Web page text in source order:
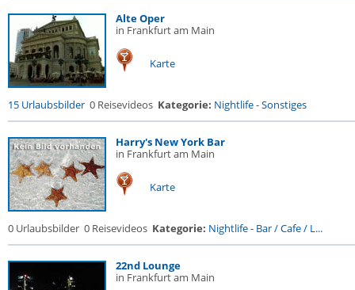
Alte Oper
in Frankfurt am Main
Karte
15 Urlaubsbilder 0 Reisevideos Kategorie: Nightlife-Sonstiges
Harry's New York Bar
in Frankfurt am Main
Karte
0 Urlaubsbilder 0 Reisevideos Kategorie: Nightlife- Bar / Cafe / L...
22nd Lounge
in Frankfurt am Main